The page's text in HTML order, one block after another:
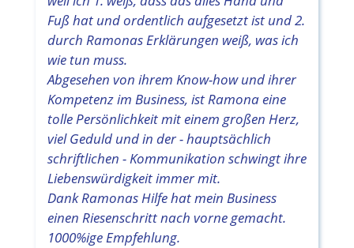
Fuß hat und ordentlich aufgesetzt ist und 2.
durch Ramonas Erklärungen weiß, was ich
wie tun muss.
Abgesehen von ihrem Know-how und ihrer
Kompetenz im Business, ist Ramona eine
tolle Persönlichkeit mit einem großen Herz,
viel Geduld und in der - hauptsächlich
schriftlichen - Kommunikation schwingt ihre
Liebenswürdigkeit immer mit.
Dank Ramonas Hilfe hat mein Business
einen Riesenschritt nach vorne gemacht.
1000%ige Empfehlung.